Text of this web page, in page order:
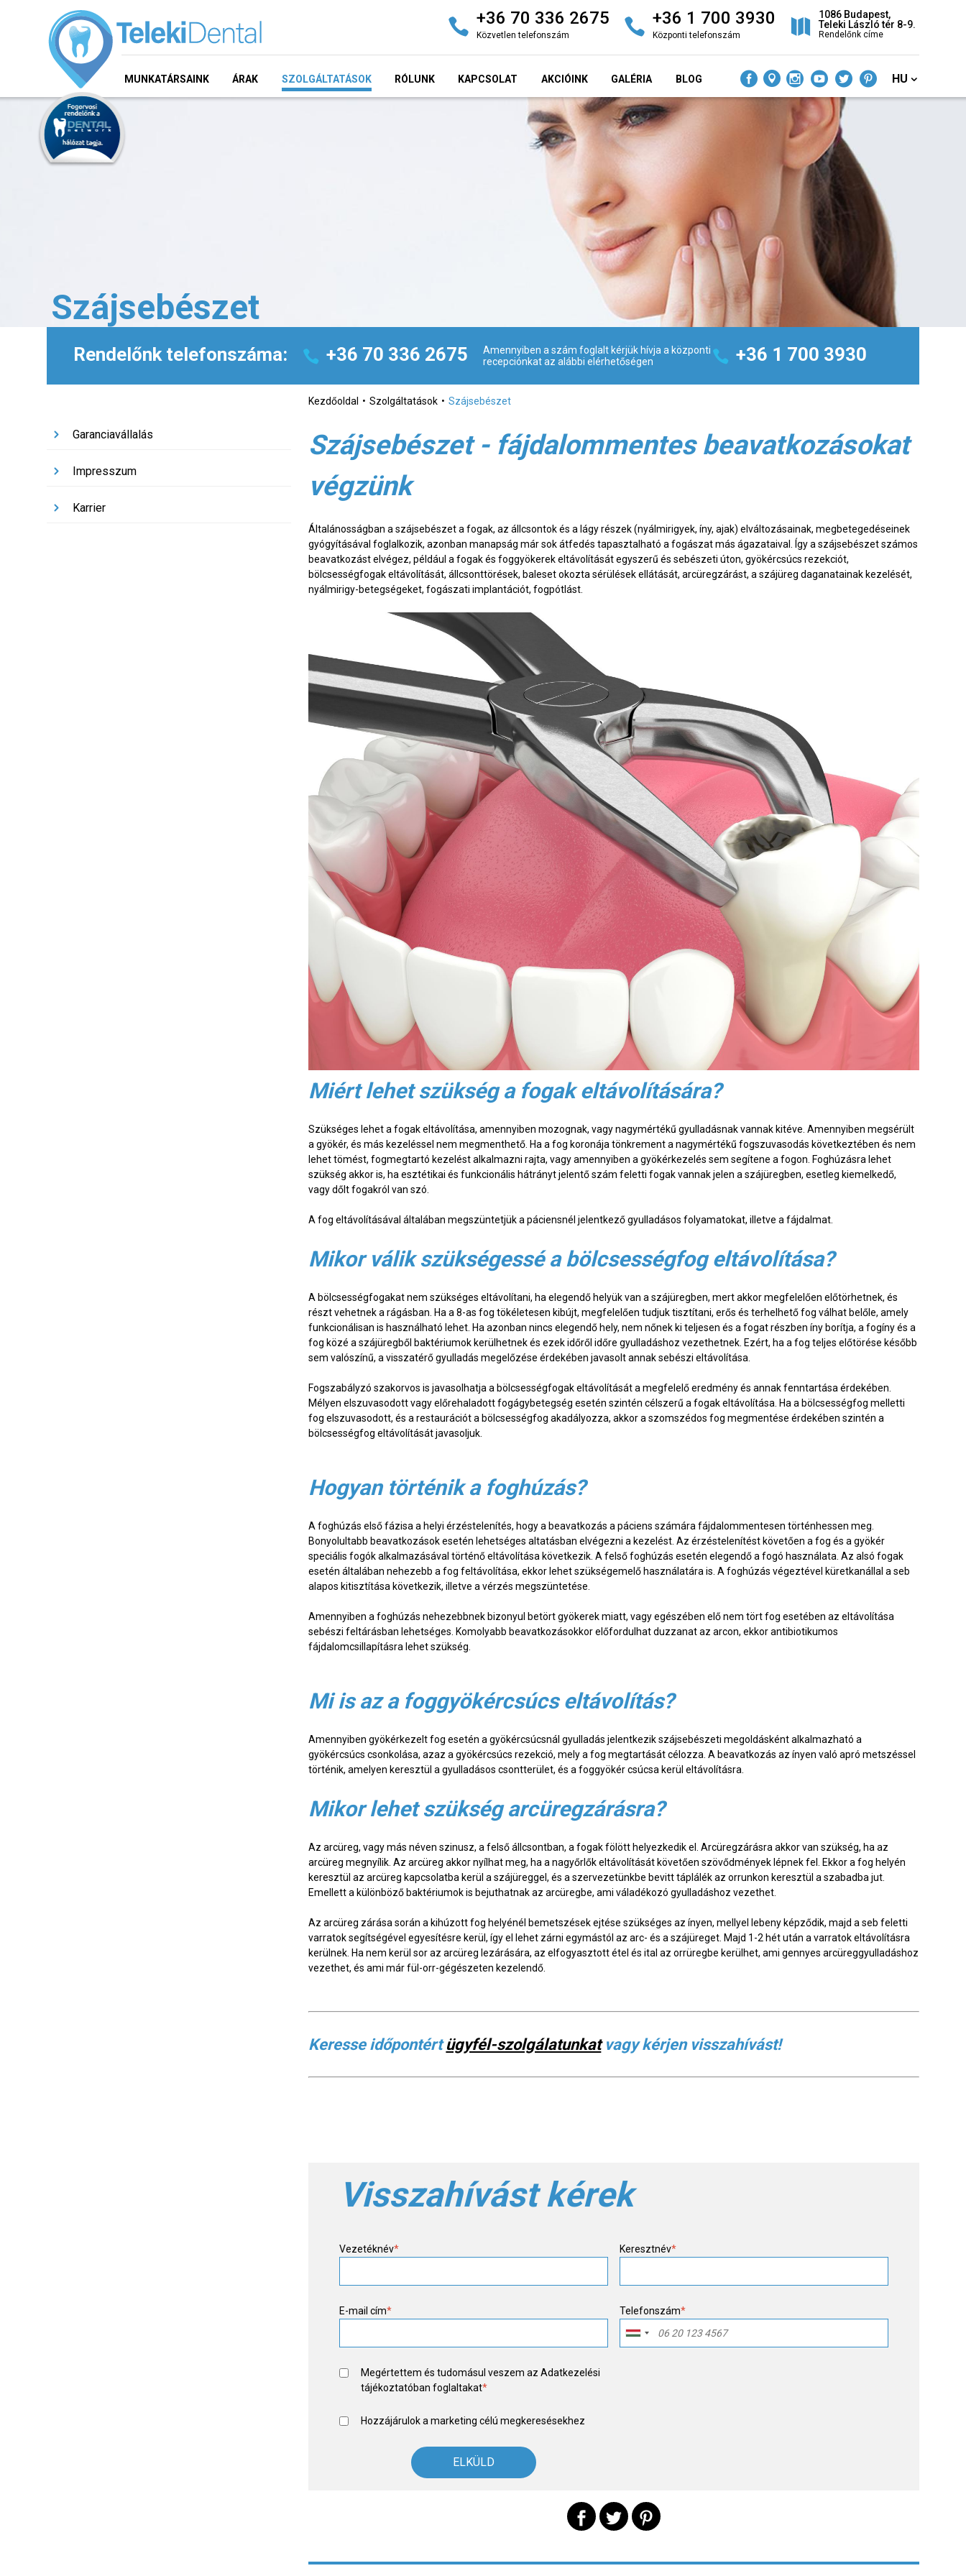
+36 70 336 2675
Közvetlen telefonszám
+36 1 700 3930
Központi telefonszám
1086 Budapest,
Teleki László tér 8-9.
Rendelőnk címe
MUNKATÁRSAINK ÁRAK SZOLGÁLTATÁSOK RÓLUNK KAPCSOLAT AKCIÓINK GALÉRIA BLOG HU
Szájsebészet
Rendelőnk telefonszáma: +36 70 336 2675
Amennyiben a szám foglalt kérjük hívja a központi
recepciónkat az alábbi elérhetőségen
+36 1 700 3930
Garanciavállalás
Impresszum
Karrier
Kezdőoldal Szolgáltatások Szájsebészet
Szájsebészet - fájdalommentes beavatkozásokat
végzünk
Általánosságban a szájsebészet a fogak, az állcsontok és a lágy részek (nyálmirigyek, íny, ajak) elváltozásainak, megbetegedéseinek
gyógyításával foglalkozik, azonban manapság már sok átfedés tapasztalható a fogászat más ágazataival. Így a szájsebészet számos
beavatkozást elvégez, például a fogak és foggyökerek eltávolítását egyszerű és sebészeti úton, gyökércsúcs rezekciót,
bölcsességfogak eltávolítását, állcsonttörések, baleset okozta sérülések ellátását, arcüregzárást, a szájüreg daganatainak kezelését,
nyálmirigy-betegségeket, fogászati implantációt, fogpótlást.
Miért lehet szükség a fogak eltávolítására?
Szükséges lehet a fogak eltávolítása, amennyiben mozognak, vagy nagymértékű gyulladásnak vannak kitéve. Amennyiben megsérült
a gyökér, és más kezeléssel nem megmenthető. Ha a fog koronája tönkrement a nagymértékű fogszuvasodás következtében és nem
lehet tömést, fogmegtartó kezelést alkalmazni rajta, vagy amennyiben a gyökérkezelés sem segítene a fogon. Foghúzásra lehet
szükség akkor is, ha esztétikai és funkcionális hátrányt jelentő szám feletti fogak vannak jelen a szájüregben, esetleg kiemelkedő,
vagy dőlt fogakról van szó.
A fog eltávolításával általában megszüntetjük a páciensnél jelentkező gyulladásos folyamatokat, illetve a fájdalmat.
Mikor válik szükségessé a bölcsességfog eltávolítása?
A bölcsességfogakat nem szükséges eltávolítani, ha elegendő helyük van a szájüregben, mert akkor megfelelően előtörhetnek, és
részt vehetnek a rágásban. Ha a 8-as fog tökéletesen kibújt, megfelelően tudjuk tisztítani, erős és terhelhető fog válhat belőle, amely
funkcionálisan is használható lehet. Ha azonban nincs elegendő hely, nem nőnek ki teljesen és a fogat részben íny borítja, a fogíny és a
fog közé a szájüregből baktériumok kerülhetnek és ezek időről időre gyulladáshoz vezethetnek. Ezért, ha a fog teljes előtörése később
sem valószínű, a visszatérő gyulladás megelőzése érdekében javasolt annak sebészi eltávolítása.
Fogszabályzó szakorvos is javasolhatja a bölcsességfogak eltávolítását a megfelelő eredmény és annak fenntartása érdekében.
Mélyen elszuvasodott vagy előrehaladott fogágybetegség esetén szintén célszerű a fogak eltávolítása. Ha a bölcsességfog melletti
fog elszuvasodott, és a restaurációt a bölcsességfog akadályozza, akkor a szomszédos fog megmentése érdekében szintén a
bölcsességfog eltávolítását javasoljuk.
Hogyan történik a foghúzás?
A foghúzás első fázisa a helyi érzéstelenítés, hogy a beavatkozás a páciens számára fájdalommentesen történhessen meg.
Bonyolultabb beavatkozások esetén lehetséges altatásban elvégezni a kezelést. Az érzéstelenítést követően a fog és a gyökér
speciális fogók alkalmazásával történő eltávolítása következik. A felső foghúzás esetén elegendő a fogó használata. Az alsó fogak
esetén általában nehezebb a fog feltávolítása, ekkor lehet szükségemelő használatára is. A foghúzás végeztével küretkanállal a seb
alapos kitisztítása következik, illetve a vérzés megszüntetése.
Amennyiben a foghúzás nehezebbnek bizonyul betört gyökerek miatt, vagy egészében elő nem tört fog esetében az eltávolítása
sebészi feltárásban lehetséges. Komolyabb beavatkozásokkor előfordulhat duzzanat az arcon, ekkor antibiotikumos
fájdalomcsillapításra lehet szükség.
Mi is az a foggyökércsúcs eltávolítás?
Amennyiben gyökérkezelt fog esetén a gyökércsúcsnál gyulladás jelentkezik szájsebészeti megoldásként alkalmazható a
gyökércsúcs csonkolása, azaz a gyökércsúcs rezekció, mely a fog megtartását célozza. A beavatkozás az ínyen való apró metszéssel
történik, amelyen keresztül a gyulladásos csontterület, és a foggyökér csúcsa kerül eltávolításra.
Mikor lehet szükség arcüregzárásra?
Az arcüreg, vagy más néven szinusz, a felső állcsontban, a fogak fölött helyezkedik el. Arcüregzárásra akkor van szükség, ha az
arcüreg megnyílik. Az arcüreg akkor nyílhat meg, ha a nagyőrlők eltávolítását követően szövődmények lépnek fel. Ekkor a fog helyén
keresztül az arcüreg kapcsolatba kerül a szájüreggel, és a szervezetünkbe bevitt táplálék az orrunkon keresztül a szabadba jut.
Emellett a különböző baktériumok is bejuthatnak az arcüregbe, ami váladékozó gyulladáshoz vezethet.
Az arcüreg zárása során a kihúzott fog helyénél bemetszések ejtése szükséges az ínyen, mellyel lebeny képződik, majd a seb feletti
varratok segítségével egyesítésre kerül, így el lehet zárni egymástól az arc- és a szájüreget. Majd 1-2 hét után a varratok eltávolításra
kerülnek. Ha nem kerül sor az arcüreg lezárására, az elfogyasztott étel és ital az orrüregbe kerülhet, ami gennyes arcüreggyulladáshoz
vezethet, és ami már fül-orr-gégészeten kezelendő.
Keresse időpontértügyfél-szolgálatunkatvagy kérjen visszahívást!
Visszahívást kérek
Vezetéknév* Keresztnév*
E-mail cím* Telefonszám*
Megértettem és tudomásul veszem az Adatkezelési
tájékoztatóban foglaltakat*
Hozzájárulok a marketing célú megkeresésekhez